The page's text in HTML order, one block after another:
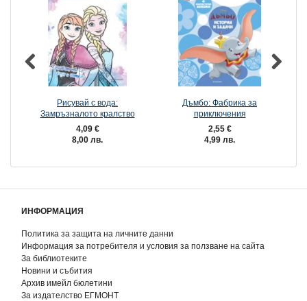
Рисувай с вода:
Замръзналото кралство
4,09 €
8,00 лв.
Дъмбо: Фабрика за
приключения
2,55 €
4,99 лв.
ИНФОРМАЦИЯ
Политика за защита на личните данни
Информация за потребителя и условия за ползване на сайта
За библиотеките
Новини и събития
Архив имейл бюлетини
За издателство ЕГМОНТ